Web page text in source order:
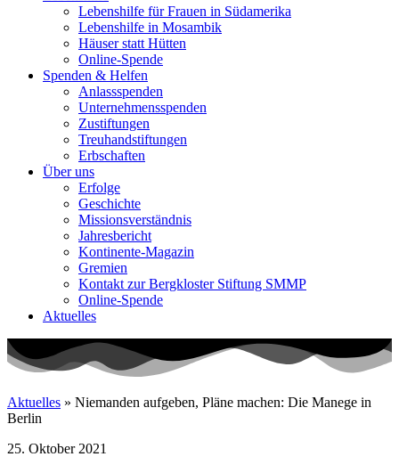
Lebenshilfe für Frauen in Südamerika
Lebenshilfe in Mosambik
Häuser statt Hütten
Online-Spende
Spenden & Helfen
Anlassspenden
Unternehmensspenden
Zustiftungen
Treuhandstiftungen
Erbschaften
Über uns
Erfolge
Geschichte
Missionsverständnis
Jahresbericht
Kontinente-Magazin
Gremien
Kontakt zur Bergkloster Stiftung SMMP
Online-Spende
Aktuelles
Aktuelles » Niemanden aufgeben, Pläne machen: Die Manege in
Berlin
25. Oktober 2021